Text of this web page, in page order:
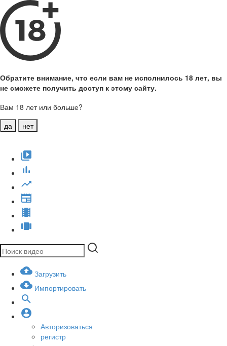
Обратите внимание, что если вам не исполнилось 18 лет, вы
не сможете получить доступ к этому сайту.
Вам 18 лет или больше?
да
нет
Загрузить
Импортировать
Авторизоваться
регистр